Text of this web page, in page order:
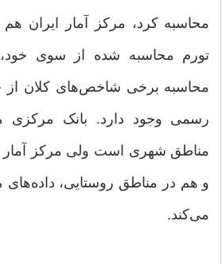
محاسبه کرد، مرکز آمار ایران
تورم محاسبه شده از سوی خود،
محاسبه برخی شاخص‌های کلان از
رسمی وجود دارد. بانک مرکزی
مناطق شهری است ولی مرکز
و هم در مناطق روستایی،
می‌کند.